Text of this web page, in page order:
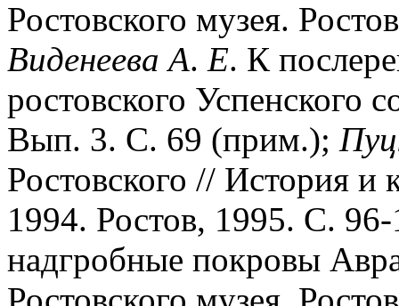
Ростовского музея.
Виденеева А. Е. К
ростовского Успенского
Вып. 3. С. 69 (прим.);
Ростовского // История и
1994. Ростов, 1995. С.
надгробные покровы